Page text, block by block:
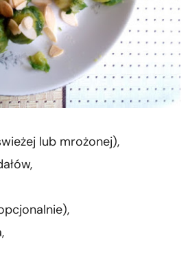
lub mrożonej),